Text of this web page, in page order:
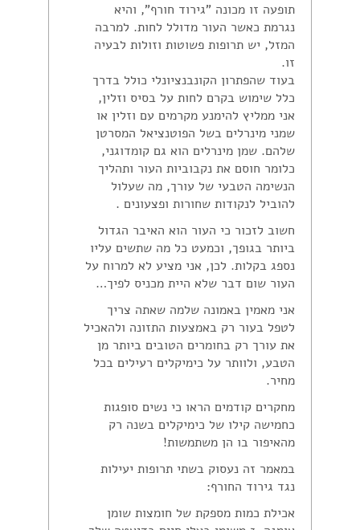
תופעה זו מכונה "גירוד חורף", והיא
נגרמת כאשר העור מדולל לחות. למרבה
המזל, יש תרופות פשוטות וזולות לבעיה
זו.
בעוד שהפתרון הקונבנציונלי כולל בדרך
כלל שימוש בקרם לחות על בסיס וזלין,
אני ממליץ להימנע מקרמים עם וזלין או
שמני מינרלים בשל הפוטנציאל המסרטן
שלהם. שמן מינרלים הוא גם קומדוגני,
כלומר חוסם את נקבוביות העור ותהליך
הנשימה הטבעי של עורך, מה שעלול
להוביל לנקודות שחורות ופצעונים .
חשוב לזכור כי העור הוא האיבר הגדול
ביותר בגופך, וכמעט כל מה שתשים עליו
נספג בקלות. לכן, אני מציע לא למרוח על
העור שום דבר שלא היית מכניס לפיך…
אני מאמין באמונה שלמה שאתה צריך
לטפל בעור רק באמצעות התזונה ולהאכיל
את עורך רק בחומרים הטובים ביותר מן
הטבע, ולוותר על כימיקלים רעילים בכל
מחיר.
מחקרים קודמים הראו כי נשים סופגות
כחמישה קילו של כימיקלים בשנה רק
מהאיפור בו הן משתמשות!
במאמר זה נעסוק בשתי תרופות יעילות
נגד גירוד החורף:
אכילת כמות מספקת של חומצות שומן